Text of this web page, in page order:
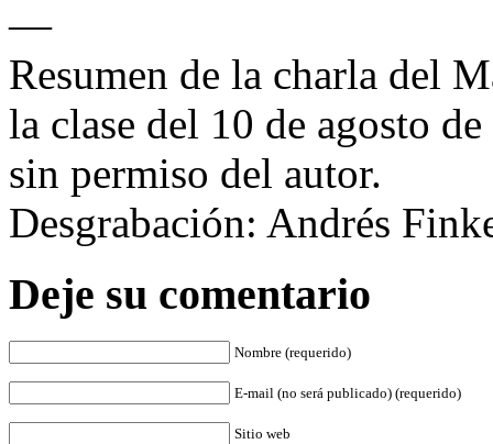
—
Resumen de la charla del
la clase del 10 de agosto
sin permiso del autor.
Desgrabación: Andrés
Deje su comentario
Nombre (requerido)
E-mail (no será publicado) (requerido)
Sitio web